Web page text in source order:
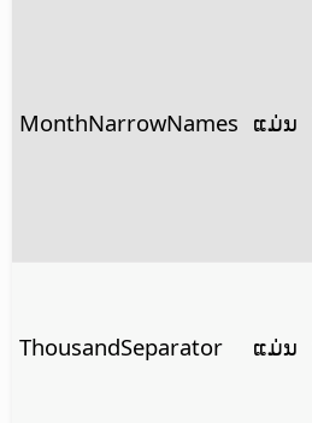
MonthNarrowNames ແມ່ນ
ThousandSeparator ແມ່ນ